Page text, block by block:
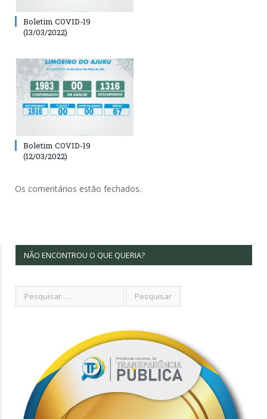
Boletim COVID-19
(13/03/2022)
Boletim COVID-19
(12/03/2022)
Os comentários estão fechados.
NÃO ENCONTROU O QUE QUERIA?